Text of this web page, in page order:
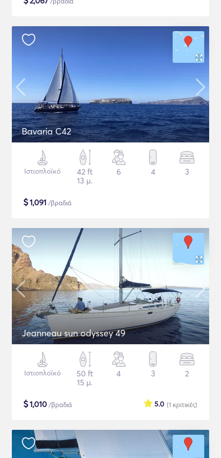
Bavaria C42
Ιστιοπλοϊκό
42 ft
13 μ.
6 4 3
$1,091 /βραδιά
Jeanneau sun odyssey 49
Ιστιοπλοϊκό
50 ft
15 μ.
4 3 2
$1,010 /βραδιά (1 κριτικές)
5.0